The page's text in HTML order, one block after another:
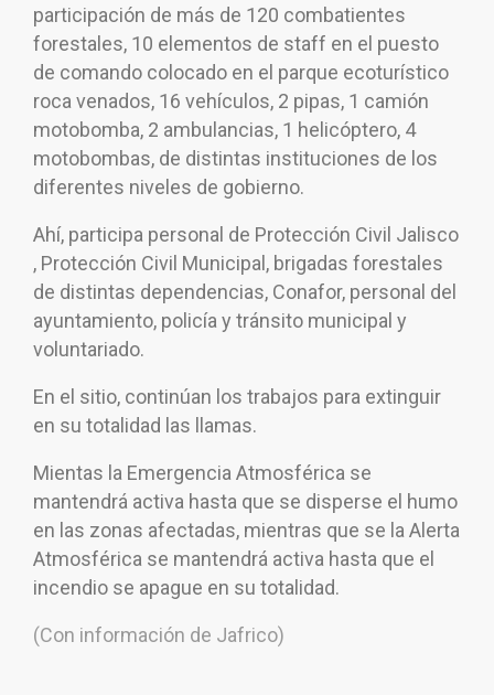
participación de más de 120 combatientes
forestales, 10 elementos de staff en el puesto
de comando colocado en el parque ecoturístico
roca venados, 16 vehículos, 2 pipas, 1 camión
motobomba, 2 ambulancias, 1 helicóptero, 4
motobombas, de distintas instituciones de los
diferentes niveles de gobierno.
Ahí, participa personal de Protección Civil Jalisco
, Protección Civil Municipal, brigadas forestales
de distintas dependencias, Conafor, personal del
ayuntamiento, policía y tránsito municipal y
voluntariado.
En el sitio, continúan los trabajos para extinguir
en su totalidad las llamas.
Mientas la Emergencia Atmosférica se
mantendrá activa hasta que se disperse el humo
en las zonas afectadas, mientras que se la Alerta
Atmosférica se mantendrá activa hasta que el
incendio se apague en su totalidad.
(Con información de Jafrico)